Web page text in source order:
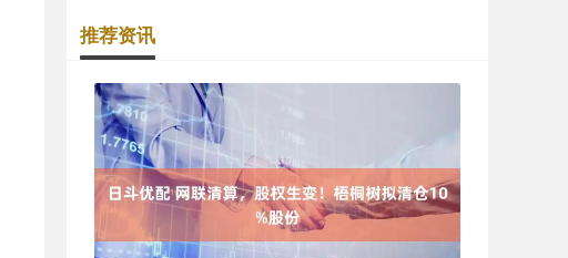
推荐资讯